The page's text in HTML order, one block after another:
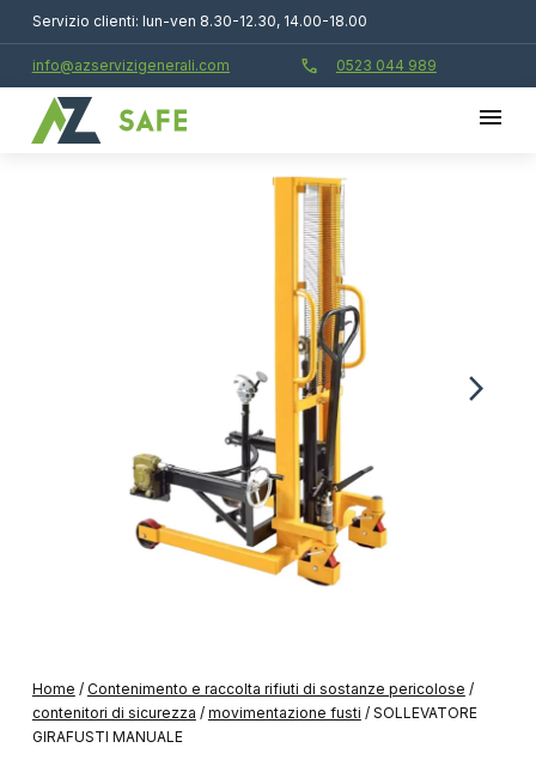
Servizio clienti: lun-ven 8.30-12.30, 14.00-18.00
info@azservizigenerali.com call 0523 044 989
Home / Contenimento e raccolta rifiuti di sostanze pericolose /
contenitori di sicurezza / movimentazione fusti / SOLLEVATORE
GIRAFUSTI MANUALE